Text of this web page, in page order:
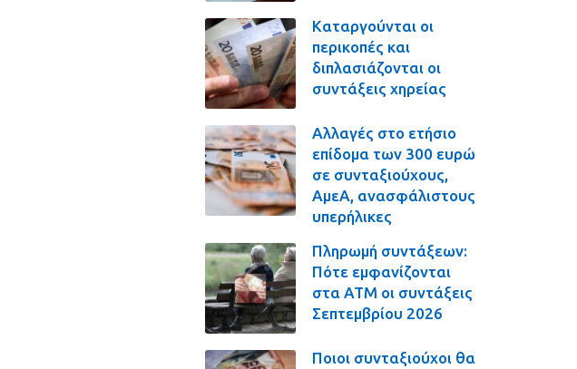
Καταργούνται οι
περικοπές και
διπλασιάζονται οι
συντάξεις χηρείας
Αλλαγές στο ετήσιο
επίδομα των 300 ευρώ
σε συνταξιούχους,
ΑμεΑ, ανασφάλιστους
υπερήλικες
Πληρωμή συντάξεων:
Πότε εμφανίζονται
στα ΑΤΜ οι συντάξεις
Σεπτεμβρίου 2026
Ποιοι συνταξιούχοι θα